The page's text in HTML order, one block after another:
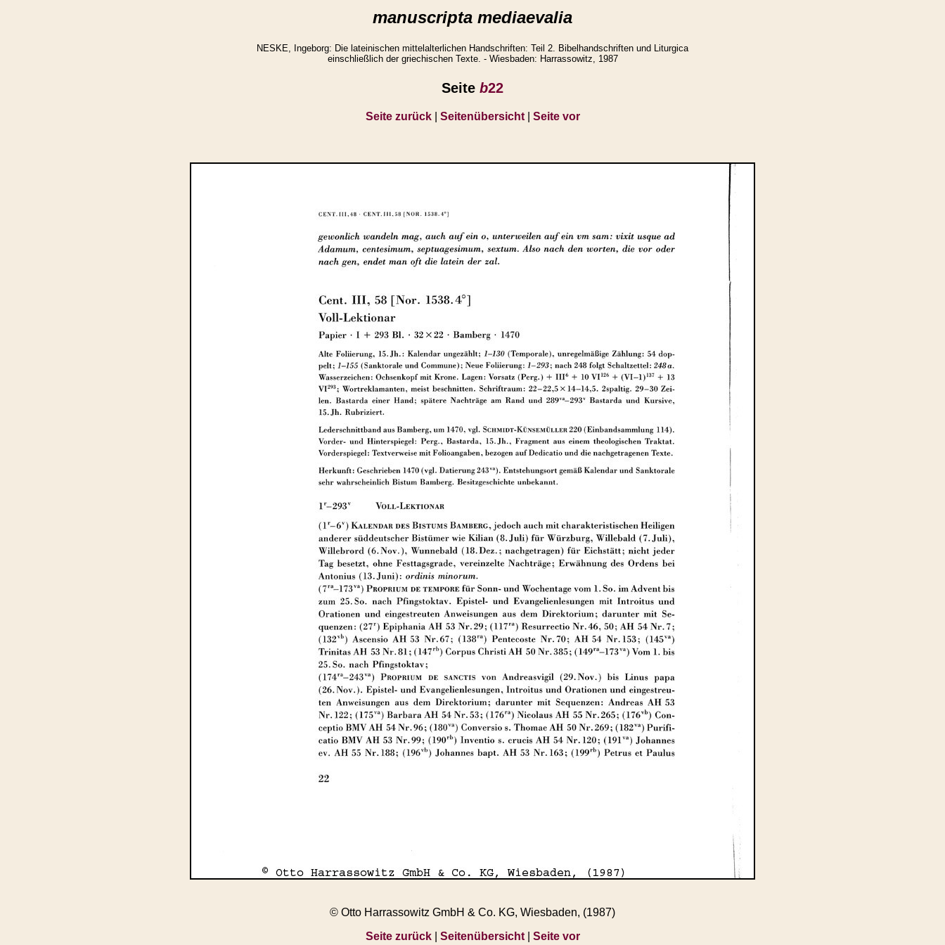
manuscripta mediaevalia
NESKE, Ingeborg: Die lateinischen mittelalterlichen Handschriften: Teil 2. Bibelhandschriften und Liturgica
einschließlich der griechischen Texte. - Wiesbaden: Harrassowitz, 1987
Seite b22
Seite zurück| Seitenübersicht| Seite vor
© Otto Harrassowitz GmbH & Co. KG, Wiesbaden, (1987)
Seite zurück| Seitenübersicht| Seite vor